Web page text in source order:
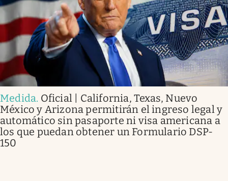
Medida. Oficial | California, Texas, Nuevo
México y Arizona permitirán el ingreso legal y
automático sin pasaporte ni visa americana a
los que puedan obtener un Formulario DSP-
150